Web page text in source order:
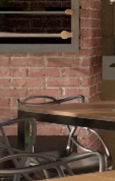
Geração de Vendas
Maiores Construtoras
Parcerias Imobiliárias
Anunciar Imóveis